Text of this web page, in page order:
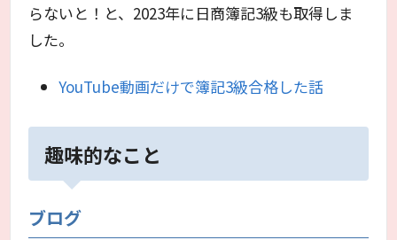
らないと！と、2023年に日商簿記3級も取得しま
した。
YouTube動画だけで簿記3級合格した話
趣味的なこと
ブログ